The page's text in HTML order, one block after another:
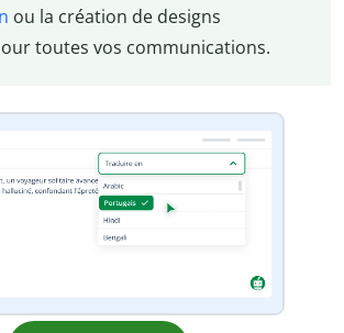
ou la création de designs
toutes vos communications.